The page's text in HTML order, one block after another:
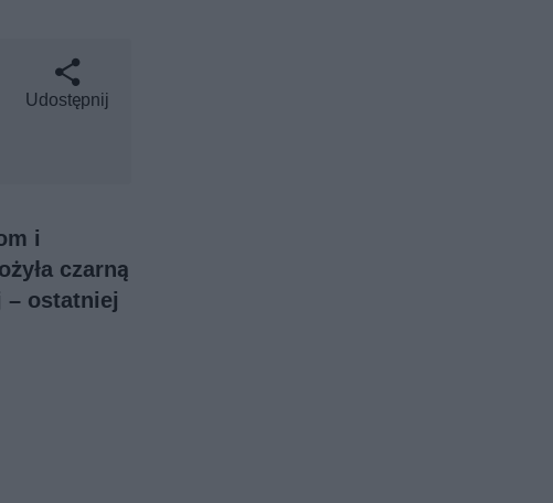
Udostępnij
i
czarną
– ostatniej